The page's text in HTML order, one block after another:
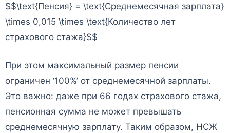
$$\text{Пенсия} = \text{Среднемесячная зарплата}
\times 0,015 \times \text{Количество лет
страхового стажа}$$
При этом максимальный размер пенсии
ограничен ‘100%’ от среднемесячной зарплаты.
Это важно: даже при 66 годах страхового стажа,
пенсионная сумма не может превышать
среднемесячную зарплату. Таким образом, НСЖ